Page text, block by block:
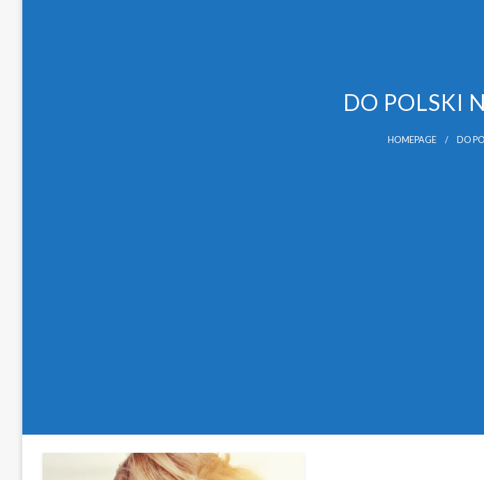
DO POLSKI
HOMEPAGE DO